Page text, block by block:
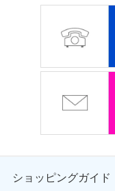
ショッピングガイド